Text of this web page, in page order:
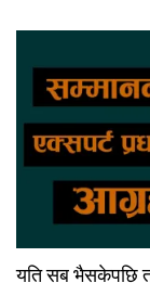
यति सब भैसकेपछि